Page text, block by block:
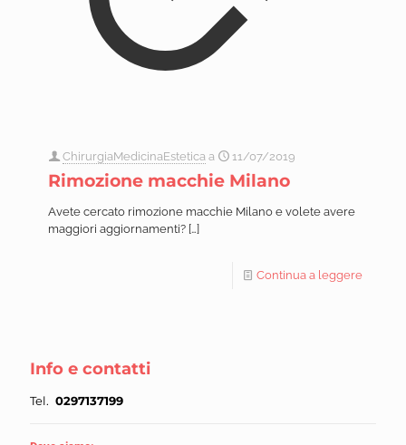
ChirurgiaMedicinaEstetica a 11/07/2019
Rimozione macchie Milano
Avete cercato rimozione macchie Milano e volete avere
maggiori aggiornamenti? […]
Continua a leggere
Info e contatti
Tel. 0297137199